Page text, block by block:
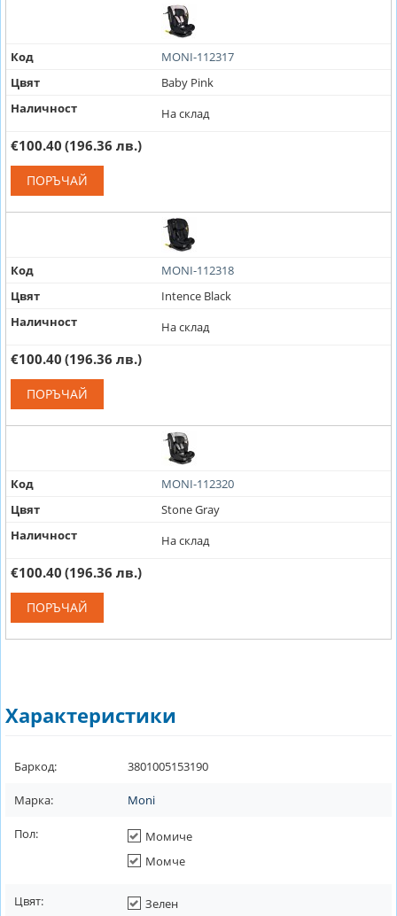
Код
MONI-112317
Цвят
Baby Pink
Наличност
На склад
€100.40 (196.36 лв.)
ПОРЪЧАЙ
Код
MONI-112318
Цвят
Intence Black
Наличност
На склад
€100.40 (196.36 лв.)
ПОРЪЧАЙ
Код
MONI-112320
Цвят
Stone Gray
Наличност
На склад
€100.40 (196.36 лв.)
ПОРЪЧАЙ
Характеристики
Баркод: 3801005153190
Марка: Moni
Пол:
Момиче
Момче
Цвят:
Зелен